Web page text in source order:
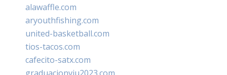
alawaffle.com
aryouthfishing.com
united-basketball.com
tios-tacos.com
cafecito-satx.com